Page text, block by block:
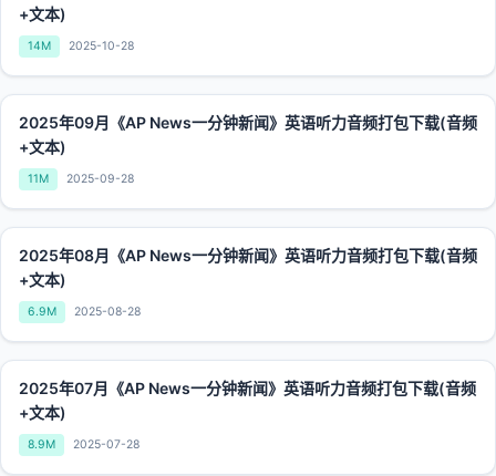
+文本)
14M 2025-10-28
2025年09月《AP News一分钟新闻》英语听力音频打包下载(音频
+文本)
11M 2025-09-28
2025年08月《AP News一分钟新闻》英语听力音频打包下载(音频
+文本)
6.9M 2025-08-28
2025年07月《AP News一分钟新闻》英语听力音频打包下载(音频
+文本)
8.9M 2025-07-28